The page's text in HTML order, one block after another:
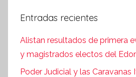
Entradas recientes
Alistan resultados de primera
y magistrados electos del
Poder Judicial y las Caravanas